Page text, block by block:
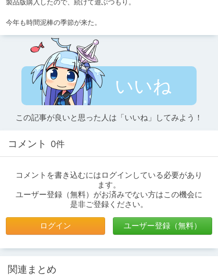
製品版購入したので、続けて遊ぶつもり。
今年も時間泥棒の季節が来た。
いいね
この記事が良いと思った人は「いいね」してみよう！
コメント 0件
コメントを書き込むにはログインしている必要があり
ます。
ユーザー登録（無料）がお済みでない方はこの機会に
是非ご登録ください。
ログイン ユーザー登録（無料）
関連まとめ